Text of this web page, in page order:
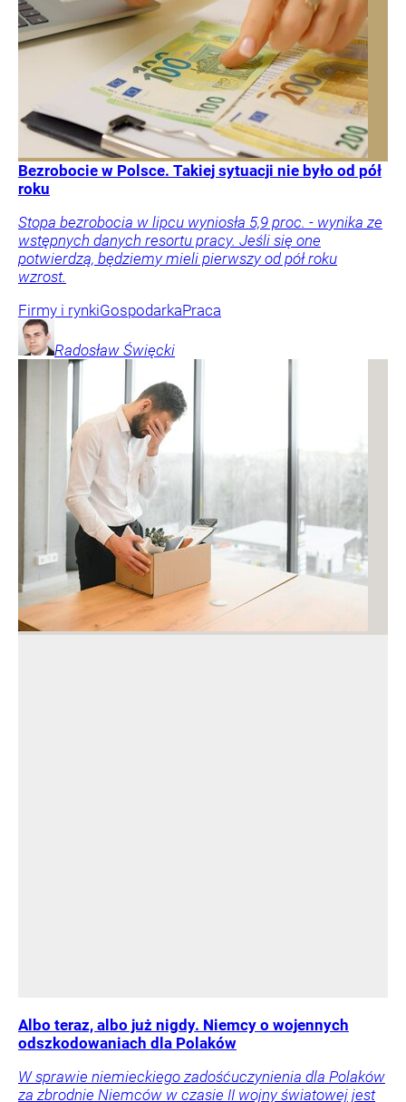
Bezrobocie w Polsce. Takiej sytuacji nie było od pół
roku
Stopa bezrobocia w lipcu wyniosła 5,9 proc. - wynika ze
wstępnych danych resortu pracy. Jeśli się one
potwierdzą, będziemy mieli pierwszy od pół roku
wzrost.
Firmy i rynkiGospodarkaPraca
Radosław Święcki
Albo teraz, albo już nigdy. Niemcy o wojennych
odszkodowaniach dla Polaków
W sprawie niemieckiego zadośćuczynienia dla Polaków
za zbrodnie Niemców w czasie II wojny światowej jest